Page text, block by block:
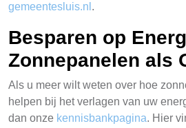
gemeentesluis.nl .
Besparen op
Zonnepanelen als
Als u meer wilt weten over hoe
helpen bij het verlagen van uw
dan onze kennisbankpagina. Hier